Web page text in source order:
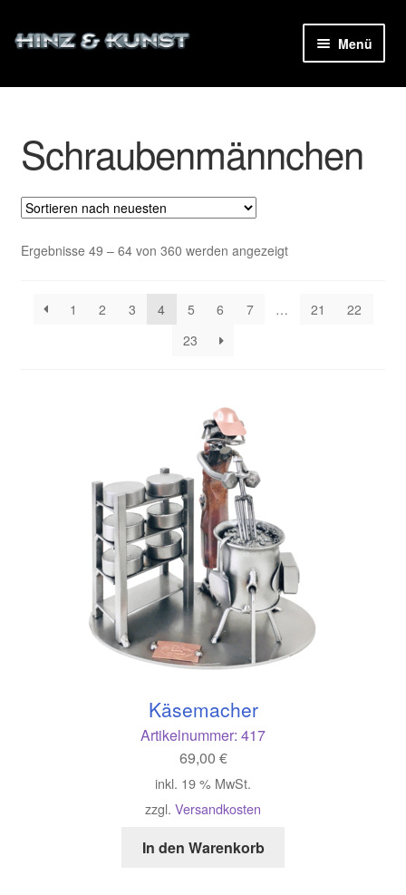
Zur
Navigation
Zum
Menü
Schraubenmännchen
Ergebnisse 49 – 64 von 360 werden angezeigtNach
1 2 3 4 5 6 7 … 21
22
23
Käsemacher
Artikelnummer: 417
69,00 €
inkl. 19 % MwSt.
zzgl. Versandkosten
In den Warenkorb